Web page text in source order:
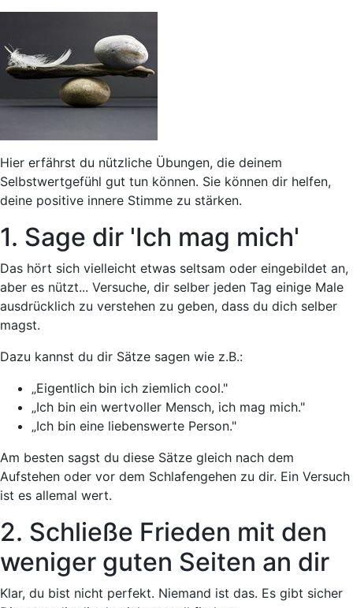
Hier erfährst du nützliche Übungen, die deinem
Selbstwertgefühl gut tun können. Sie können dir helfen,
deine positive innere Stimme zu stärken.
1. Sage dir 'Ich mag mich'
Das hört sich vielleicht etwas seltsam oder eingebildet an,
aber es nützt... Versuche, dir selber jeden Tag einige Male
ausdrücklich zu verstehen zu geben, dass du dich selber
magst.
Dazu kannst du dir Sätze sagen wie z.B.:
„Eigentlich bin ich ziemlich cool."
„Ich bin ein wertvoller Mensch, ich mag mich."
„Ich bin eine liebenswerte Person."
Am besten sagst du diese Sätze gleich nach dem
Aufstehen oder vor dem Schlafengehen zu dir. Ein Versuch
ist es allemal wert.
2. Schließe Frieden mit den
weniger guten Seiten an dir
Klar, du bist nicht perfekt. Niemand ist das. Es gibt sicher